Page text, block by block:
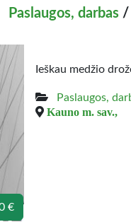
Paslaugos, darbas/
€
Ieškau medžio
Paslaugos,
Kauno m. sav.,